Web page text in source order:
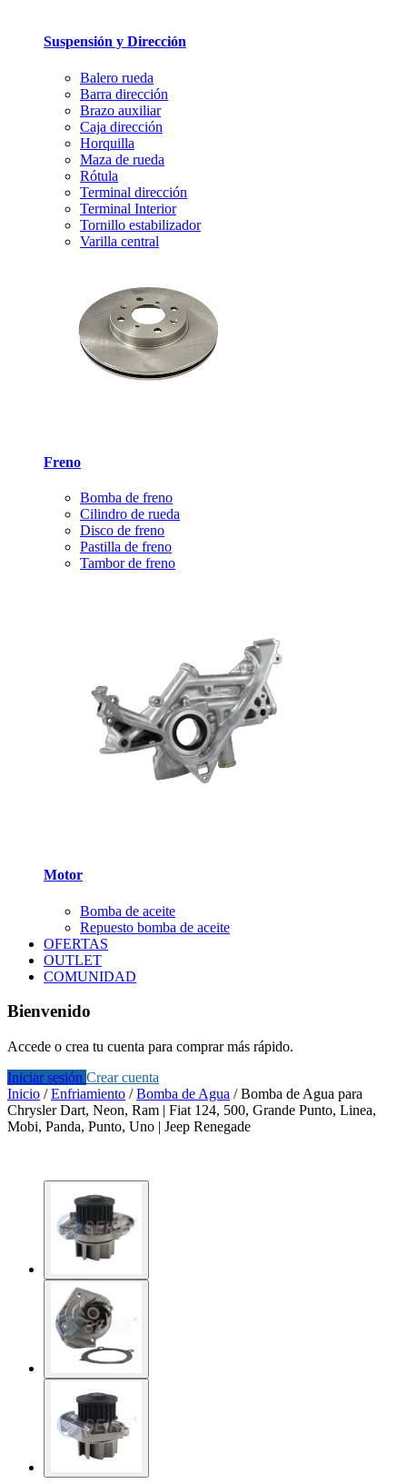
Suspensión y Dirección
Balero rueda
Barra dirección
Brazo auxiliar
Caja dirección
Horquilla
Maza de rueda
Rótula
Terminal dirección
Terminal Interior
Tornillo estabilizador
Varilla central
Freno
Bomba de freno
Cilindro de rueda
Disco de freno
Pastilla de freno
Tambor de freno
Motor
Bomba de aceite
Repuesto bomba de aceite
OFERTAS
OUTLET
COMUNIDAD
Bienvenido
Accede o crea tu cuenta para comprar más rápido.
Iniciar sesión Crear cuenta
Inicio /Enfriamiento /Bomba de Agua /Bomba de Agua para
Chrysler Dart, Neon, Ram | Fiat 124, 500, Grande Punto, Linea,
Mobi, Panda, Punto, Uno | Jeep Renegade